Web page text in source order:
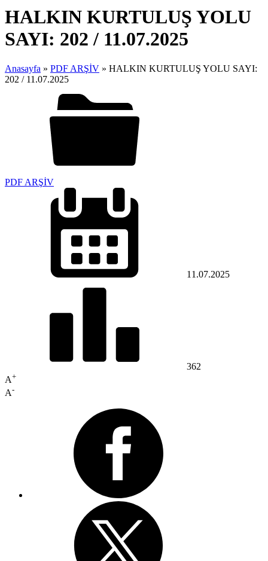
HALKIN KURTULUŞ YOLU
SAYI: 202 / 11.07.2025
Anasayfa » PDF ARŞİV » HALKIN KURTULUŞ YOLU SAYI:
202 / 11.07.2025
PDF ARŞİV
11.07.2025
362
A+
A-